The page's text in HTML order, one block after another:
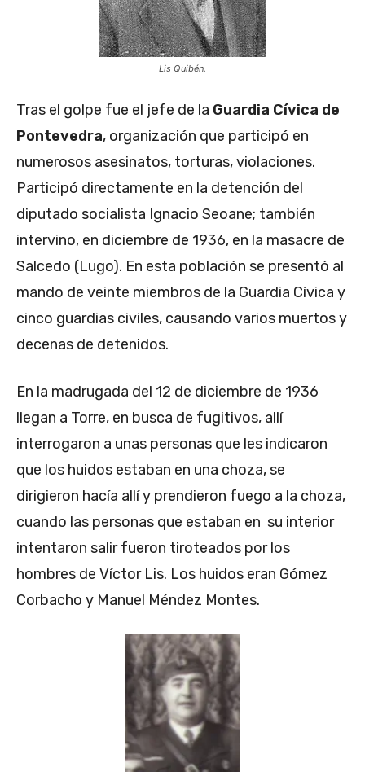
Lis Quibén.
Tras el golpe fue el jefe de la Guardia Cívica de
Pontevedra, organización que participó en
numerosos asesinatos, torturas, violaciones.
Participó directamente en la detención del
diputado socialista Ignacio Seoane; también
intervino, en diciembre de 1936, en la masacre de
Salcedo (Lugo). En esta población se presentó al
mando de veinte miembros de la Guardia Cívica y
cinco guardias civiles, causando varios muertos y
decenas de detenidos.
En la madrugada del 12 de diciembre de 1936
llegan a Torre, en busca de fugitivos, allí
interrogaron a unas personas que les indicaron
que los huidos estaban en una choza, se
dirigieron hacía allí y prendieron fuego a la choza,
cuando las personas que estaban en su interior
intentaron salir fueron tiroteados por los
hombres de Víctor Lis. Los huidos eran Gómez
Corbacho y Manuel Méndez Montes.